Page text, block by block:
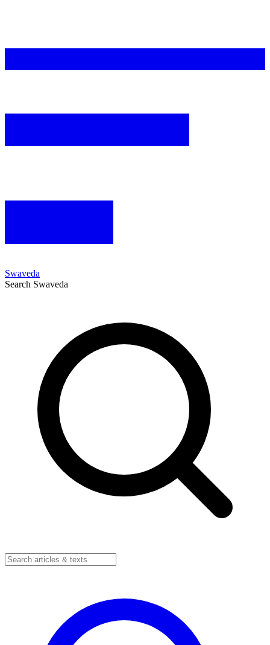
Swaveda
Search Swaveda